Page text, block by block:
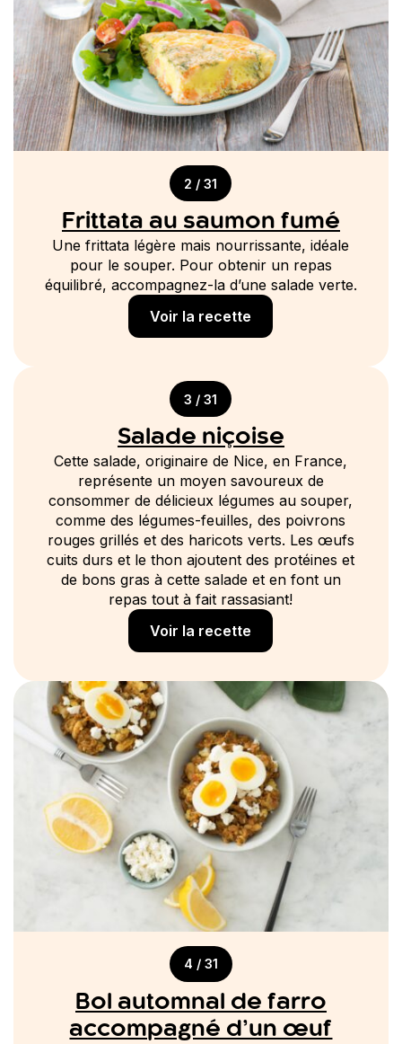
2 / 31
Frittata au saumon fumé
Une frittata légère mais nourrissante, idéale
pour le souper. Pour obtenir un repas
équilibré, accompagnez-la d’une salade verte.
Voir la recette
3 / 31
Salade niçoise
Cette salade, originaire de Nice, en France,
représente un moyen savoureux de
consommer de délicieux légumes au souper,
comme des légumes-feuilles, des poivrons
rouges grillés et des haricots verts. Les œufs
cuits durs et le thon ajoutent des protéines et
de bons gras à cette salade et en font un
repas tout à fait rassasiant!
Voir la recette
4 / 31
Bol automnal de farro
accompagné d’un œuf